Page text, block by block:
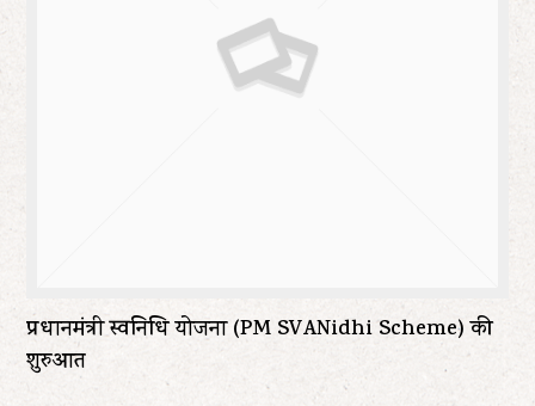
प्रधानमंत्री स्वनिधि योजना (PM SVANidhi Scheme) की
शुरुआत